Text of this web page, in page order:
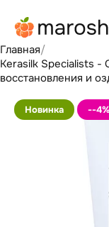
Главная/
Kerasilk Specialists -
восстановления и
Новинка --4%